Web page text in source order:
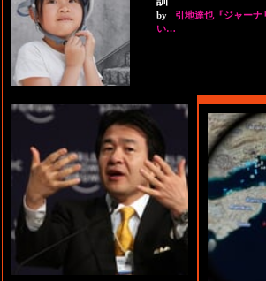
by
引地達也『ジャーナ
い…